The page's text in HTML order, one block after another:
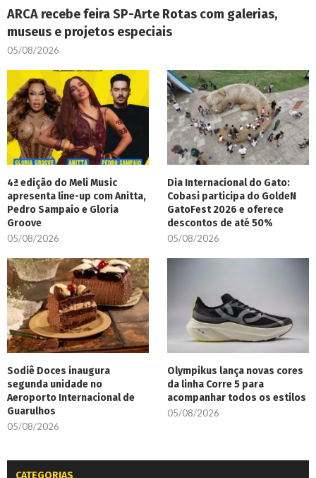
ARCA recebe feira SP-Arte Rotas com galerias,
museus e projetos especiais
05/08/2026
4ª edição do Meli Music
apresenta line-up com Anitta,
Pedro Sampaio e Gloria
Groove
05/08/2026
Dia Internacional do Gato:
Cobasi participa do GoldeN
GatoFest 2026 e oferece
descontos de até 50%
05/08/2026
Sodiê Doces inaugura
segunda unidade no
Aeroporto Internacional de
Guarulhos
05/08/2026
Olympikus lança novas cores
da linha Corre 5 para
acompanhar todos os estilos
05/08/2026